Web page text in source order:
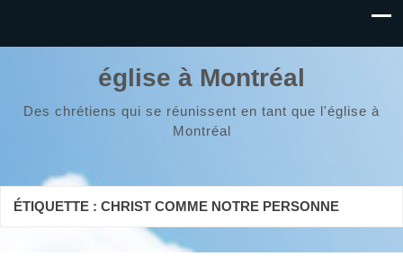
église à Montréal
Des chrétiens qui se réunissent en tant que l'église à
Montréal
ÉTIQUETTE : CHRIST COMME NOTRE PERSONNE